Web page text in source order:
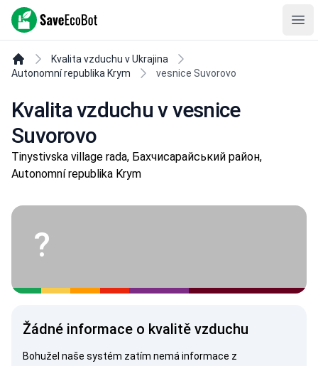
SaveEcoBot
Kvalita vzduchu v Ukrajina
Autonomní republika Krym
vesnice Suvorovo
Kvalita vzduchu v vesnice
Suvorovo
Tinystivska village rada, Бахчисарайський район,
Autonomní republika Krym
?
Žádné informace o kvalitě vzduchu
Bohužel naše systém zatím nemá informace z